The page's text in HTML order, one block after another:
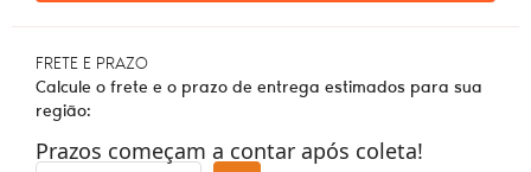
FRETE E PRAZO
Calcule o frete e o prazo de entrega estimados para sua
região:
Prazos começam a contar após coleta!